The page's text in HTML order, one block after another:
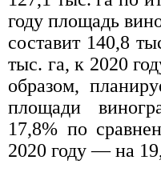
году площадь
составит 140,8
тыс. га, к 2020
образом,
площади
17,8% по
2020 году — на